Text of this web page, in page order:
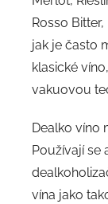
Rosso
jak je často
klasické
vakuovou
Dealko víno
Používají se
vína jako